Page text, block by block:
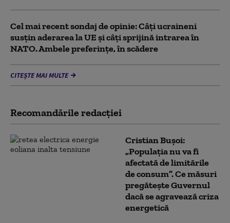
Cel mai recent sondaj de opinie: Câți ucraineni
susțin aderarea la UE și câți sprijină intrarea în
NATO. Ambele preferințe, în scădere
CITEȘTE MAI MULTE
Recomandările redacţiei
Cristian Bușoi:
„Populația nu va fi
afectată de limitările
de consum”. Ce măsuri
pregătește Guvernul
dacă se agravează criza
energetică